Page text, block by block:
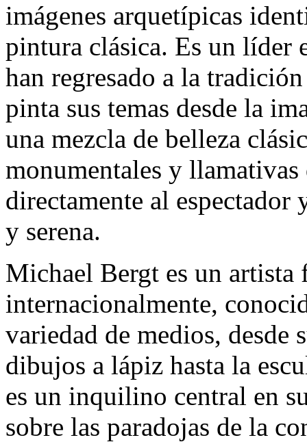
imágenes arquetípicas
pintura clásica. Es un líder
han regresado a la
pinta sus temas desde la
una mezcla de belleza
monumentales y
directamente al espectador
y serena.
Michael Bergt es un
internacionalmente,
variedad de medios, desde
dibujos a lápiz hasta la
es un inquilino central en
sobre las paradojas de la